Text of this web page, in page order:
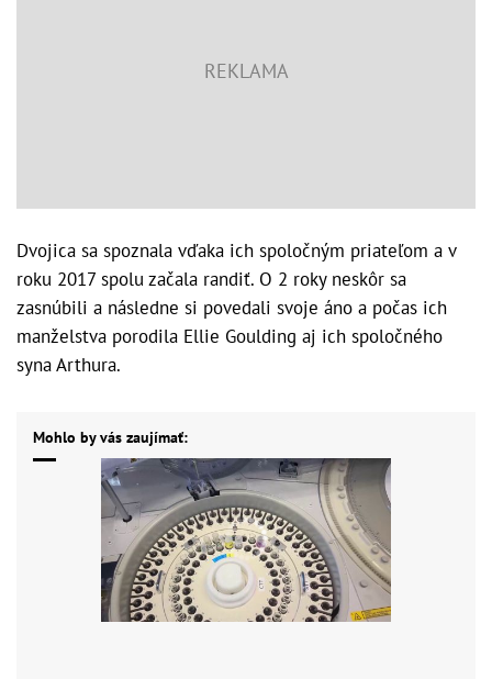
Dvojica sa spoznala vďaka ich spoločným priateľom a v
roku 2017 spolu začala randiť. O 2 roky neskôr sa
zasnúbili a následne si povedali svoje áno a počas ich
manželstva porodila Ellie Goulding aj ich spoločného
syna Arthura.
Mohlo by vás zaujímať: